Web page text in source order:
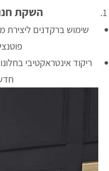
השקת
שימוש ברקדנים ליצירת
ריקוד אינטראקטיבי